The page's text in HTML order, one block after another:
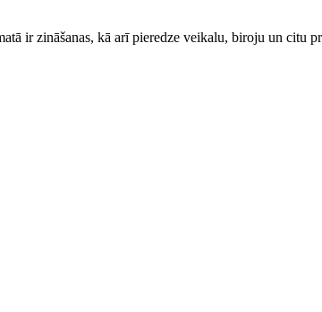
ir zināšanas, kā arī pieredze veikalu, biroju un citu